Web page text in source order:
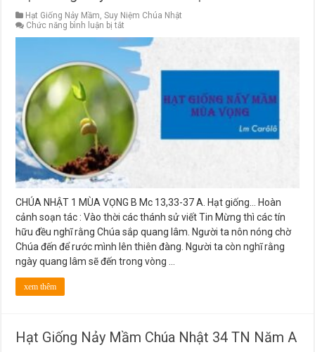
Hạt Giống Nảy Mầm,Suy Niệm Chúa Nhật
Chức năng bình luận bị tắt
Giống
Nảy
Mầm
Chúa
Nhật
1
MV
Năm
CHÚA NHẬT 1 MÙA VỌNG B Mc 13,33-37 A. Hạt giống… Hoàn
cảnh soạn tác : Vào thời các thánh sử viết Tin Mừng thì các tín
hữu đều nghĩ rằng Chúa sắp quang lâm. Người ta nôn nóng chờ
Chúa đến để rước mình lên thiên đàng. Người ta còn nghĩ rằng
ngày quang lâm sẽ đến trong vòng …
xem thêm
Hạt Giống Nảy Mầm Chúa Nhật 34 TN Năm A